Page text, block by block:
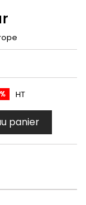
HT
panier